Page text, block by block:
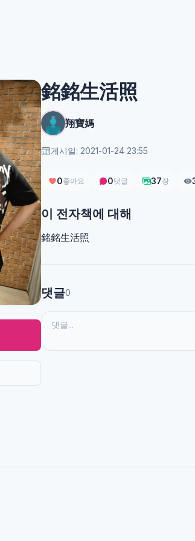
銘銘生活照
翔寶媽
게시일: 2021-01-24 23:55
0좋아요 0댓글 37장
이 전자책에 대해
銘銘生活照
댓글0